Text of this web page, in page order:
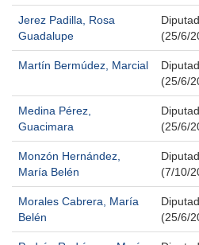
Jerez Padilla, Rosa
Guadalupe
(25/6/
Martín Bermúdez, Marcial
(25/6/
Medina Pérez,
Guacimara
(25/6/
Monzón Hernández,
María Belén
(7/10/
Morales Cabrera, María
Belén
(25/6/